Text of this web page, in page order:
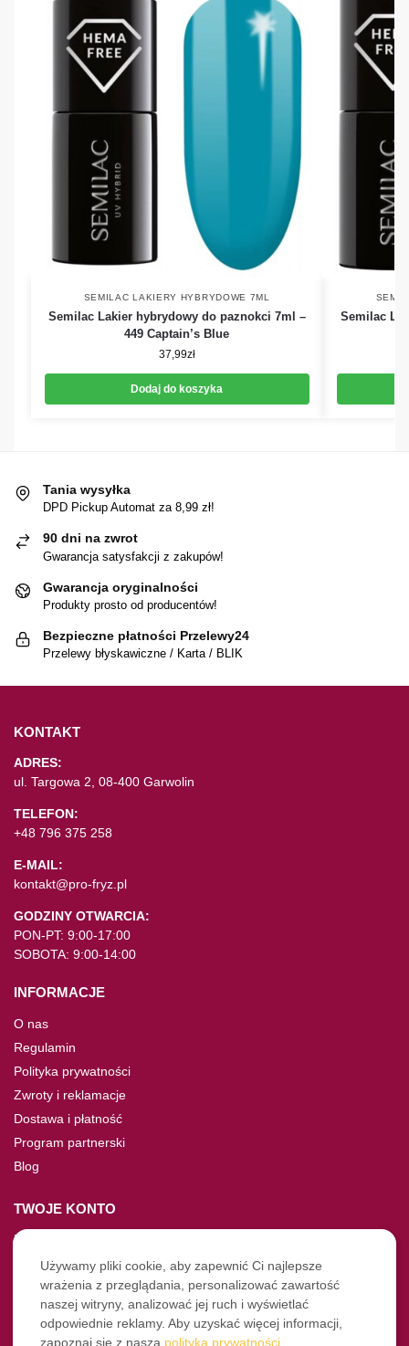
SEMILAC LAKIERY HYBRYDOWE 7ML
Semilac Lakier hybrydowy do paznokci 7ml –
449 Captain’s Blue
37,99zł
Dodaj do koszyka
Semilac
Tania wysyłka
DPD Pickup Automat za 8,99 zł!
90 dni na zwrot
Gwarancja satysfakcji z zakupów!
Gwarancja oryginalności
Produkty prosto od producentów!
Bezpieczne płatności Przelewy24
Przelewy błyskawiczne / Karta / BLIK
KONTAKT
ADRES:
ul. Targowa 2, 08-400 Garwolin
TELEFON:
+48 796 375 258
E-MAIL:
kontakt@pro-fryz.pl
GODZINY OTWARCIA:
PON-PT: 9:00-17:00
SOBOTA: 9:00-14:00
INFORMACJE
O nas
Regulamin
Polityka prywatności
Zwroty i reklamacje
Dostawa i płatność
Program partnerski
Blog
TWOJE KONTO
Moje konto
Nie pamiętasz hasła?
Twoje zamówienia
NASZE SOCIALE
Używamy pliki cookie, aby zapewnić Ci najlepsze
wrażenia z przeglądania, personalizować zawartość
naszej witryny, analizować jej ruch i wyświetlać
odpowiednie reklamy. Aby uzyskać więcej informacji,
zapoznaj się z naszą polityką prywatności